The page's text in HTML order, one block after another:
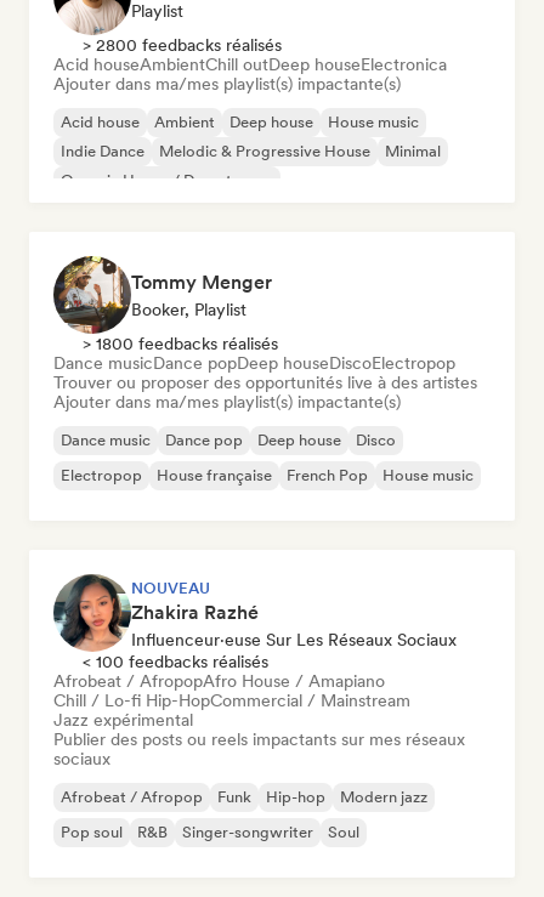
Playlist
> 2800 feedbacks réalisés
Acid houseAmbientChill outDeep houseElectronica
Ajouter dans ma/mes playlist(s) impactante(s)
Acid house Ambient Deep house
House music
Indie Dance
Melodic & Progressive House
Minimal
Organic House / Downtempo
Tommy Menger
Booker, Playlist
> 1800 feedbacks réalisés
Dance musicDance popDeep houseDiscoElectropop
Trouver ou proposer des opportunités live à des artistes
Ajouter dans ma/mes playlist(s) impactante(s)
Dance music Dance pop Deep house
Disco
Electropop
House française French Pop House music
NOUVEAU
Zhakira Razhé
Influenceur·euse Sur Les Réseaux Sociaux
< 100 feedbacks réalisés
Afrobeat / AfropopAfro House / Amapiano
Chill / Lo-fi Hip-HopCommercial / Mainstream
Jazz expérimental
Publier des posts ou reels impactants sur mes réseaux
sociaux
Afrobeat / Afropop Funk Hip-hop
Modern jazz
Pop soul
R&B Singer-songwriter Soul